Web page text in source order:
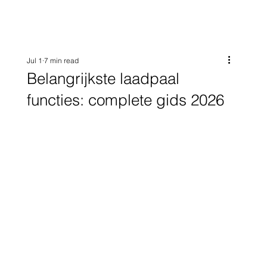
Belangrijkste laadpaal
functies: complete gids 2026
Jul 1 7 min read